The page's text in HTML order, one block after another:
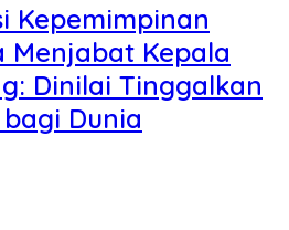
Kepemimpinan
Menjabat Kepala
Dinilai Tinggalkan
Dunia